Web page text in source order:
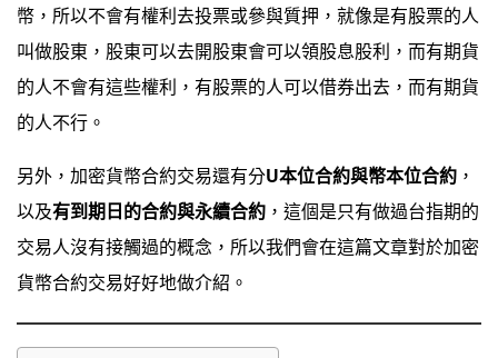
幣，所以不會有權利去投票或參與質押，就像是有股票的人
叫做股東，股東可以去開股東會可以領股息股利，而有期貨
的人不會有這些權利，有股票的人可以借券出去，而有期貨
的人不行。
另外，加密貨幣合約交易還有分U本位合約與幣本位合約 ，
以及有到期日的合約與永續合約 ，這個是只有做過台指期的
交易人沒有接觸過的概念，所以我們會在這篇文章對於加密
貨幣合約交易好好地做介紹。